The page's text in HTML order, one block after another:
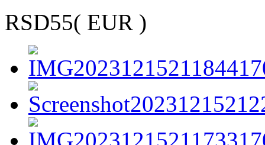
RSD55( EUR )